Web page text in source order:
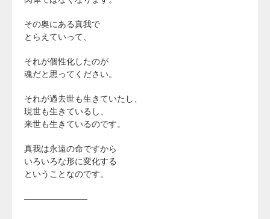
その奥にある真我で
とらえていって、
それが個性化したのが
魂だと思ってください。
それが過去世も生きていたし、
現世も生きているし、
来世も生きているのです。
真我は永遠の命ですから
いろいろな形に変化する
ということなのです。
———————–